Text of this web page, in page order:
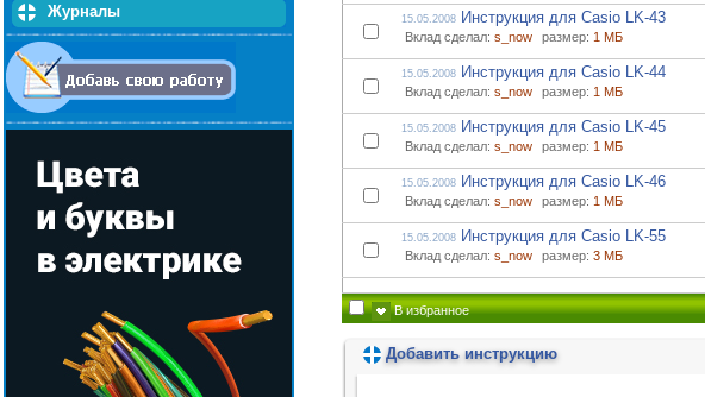
Журналы
15.05.2008 Инструкция для Casio LK-43
Вклад сделал: s_now размер: 1 МБ
15.05.2008 Инструкция для Casio LK-44
Вклад сделал: s_now размер: 1 МБ
15.05.2008 Инструкция для Casio LK-45
Вклад сделал: s_now размер: 1 МБ
15.05.2008 Инструкция для Casio LK-46
Вклад сделал: s_now размер: 1 МБ
15.05.2008 Инструкция для Casio LK-55
Вклад сделал: s_now размер: 3 МБ
В избранное
Добавить инструкцию